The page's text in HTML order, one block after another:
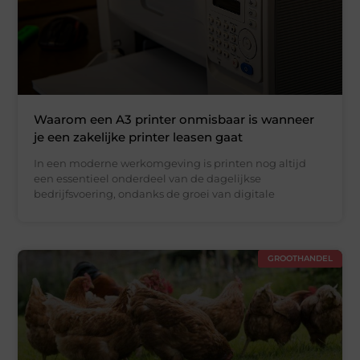
Waarom een A3 printer onmisbaar is wanneer
je een zakelijke printer leasen gaat
In een moderne werkomgeving is printen nog altijd
een essentieel onderdeel van de dagelijkse
bedrijfsvoering, ondanks de groei van digitale
GROOTHANDEL